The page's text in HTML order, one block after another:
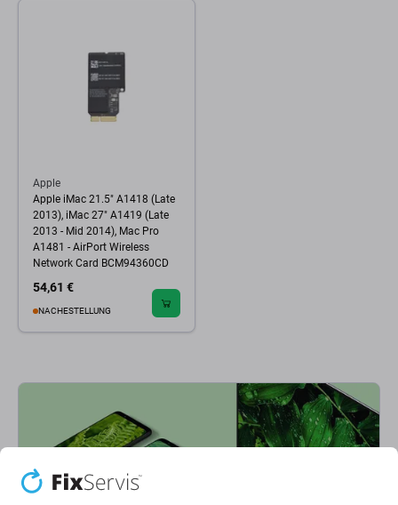
Apple
Apple iMac 21.5" A1418 (Late
2013), iMac 27" A1419 (Late
2013 - Mid 2014), Mac Pro
A1481 - AirPort Wireless
Network Card BCM94360CD
54,61 €
NACHESTELLUNG